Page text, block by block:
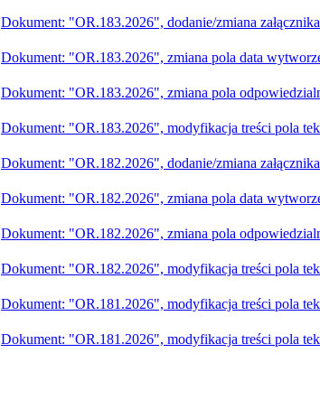
Dokument: "OR.183.2026", dodanie/zmiana
Dokument: "OR.183.2026", zmiana pola data
Dokument: "OR.183.2026", zmiana pola
Dokument: "OR.183.2026", modyfikacja treści pola
Dokument: "OR.182.2026", dodanie/zmiana
Dokument: "OR.182.2026", zmiana pola data
Dokument: "OR.182.2026", zmiana pola
Dokument: "OR.182.2026", modyfikacja treści pola
Dokument: "OR.181.2026", modyfikacja treści pola
Dokument: "OR.181.2026", modyfikacja treści pola